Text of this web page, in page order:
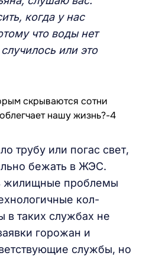
когда у нас
что воды нет
или это
трубу или погас свет,
бежать в ЖЭС.
жилищные проблемы
кол-
в таких службах не
горожан и
службы, но